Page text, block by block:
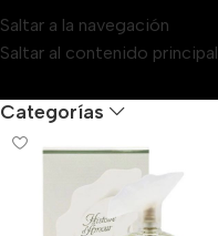
Saltar a la navegación
Saltar al contenido principal
Categorías